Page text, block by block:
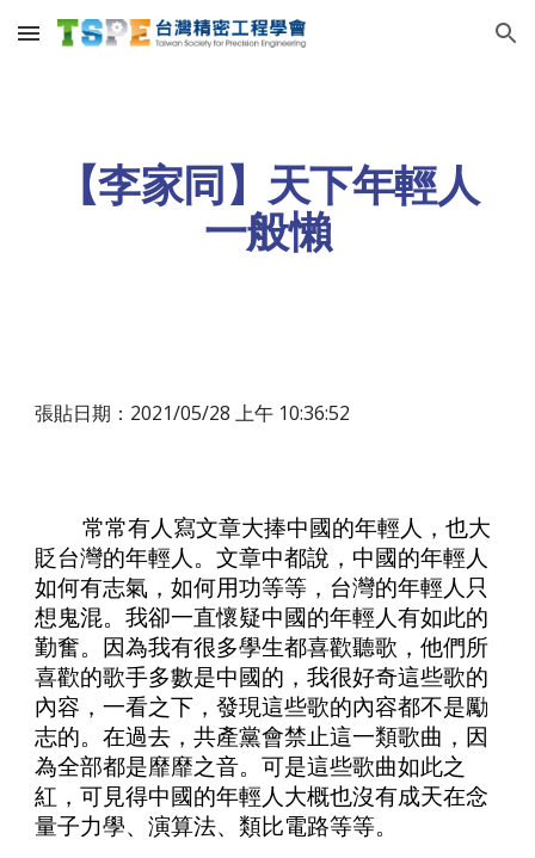
Skip to main content Skip to navigation
【李家同】天下年輕人
一般懶
張貼日期：2021/05/28 上午 10:36:52
常常有人寫文章大捧中國的年輕人，也大
貶台灣的年輕人。文章中都說，中國的年輕人
如何有志氣，如何用功等等，台灣的年輕人只
想鬼混。我卻一直懷疑中國的年輕人有如此的
勤奮。因為我有很多學生都喜歡聽歌，他們所
喜歡的歌手多數是中國的，我很好奇這些歌的
內容，一看之下，發現這些歌的內容都不是勵
志的。在過去，共產黨會禁止這一類歌曲，因
為全部都是靡靡之音。可是這些歌曲如此之
紅，可見得中國的年輕人大概也沒有成天在念
量子力學、演算法、類比電路等等。